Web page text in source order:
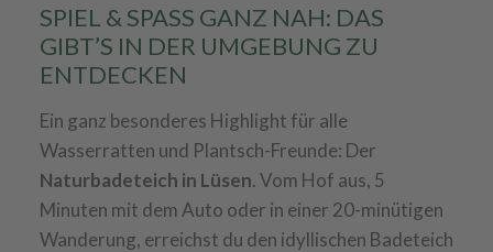
SPIEL & SPASS GANZ NAH: DAS G
IBT’S IN DER UMGEBUNG ZU E
NTDECKEN
Ein ganz besonderes Highlight für alle
Wasserratten und Plantsch-Freunde: Der
Naturbadeteich in Lüsen. Vom Hof aus, 5
Minuten mit dem Auto oder in einer 20-minütigen
Wanderung, erreichst du den idyllischen Badeteich